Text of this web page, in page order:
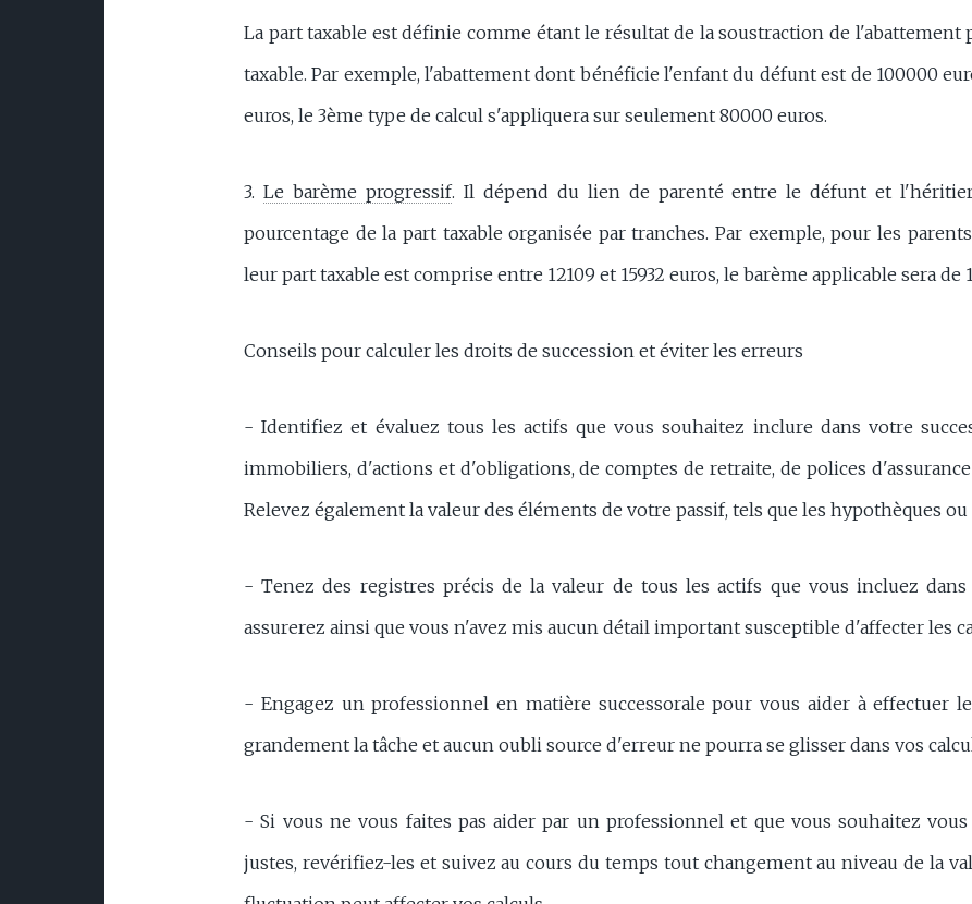
La part taxable est définie comme étant le résultat de la soustraction de l'abattement
taxable. Par exemple, l'abattement dont bénéficie l'enfant du défunt est de 100000
euros, le 3ème type de calcul s'appliquera sur seulement 80000 euros.
3. Le barème progressif. Il dépend du lien de parenté entre le défunt et
pourcentage de la part taxable organisée par tranches. Par exemple, pour les
leur part taxable est comprise entre 12109 et 15932 euros, le barème applicable sera de
Conseils pour calculer les droits de succession et éviter les erreurs
- Identifiez et évaluez tous les actifs que vous souhaitez inclure dans votre
immobiliers, d'actions et d'obligations, de comptes de retraite, de polices
Relevez également la valeur des éléments de votre passif, tels que les hypothèques ou
- Tenez des registres précis de la valeur de tous les actifs que vous incluez dans
assurerez ainsi que vous n'avez mis aucun détail important susceptible d'affecter les
- Engagez un professionnel en matière successorale pour vous aider à effectuer
grandement la tâche et aucun oubli source d'erreur ne pourra se glisser dans vos
- Si vous ne vous faites pas aider par un professionnel et que vous souhaitez
justes, revérifiez-les et suivez au cours du temps tout changement au niveau de la